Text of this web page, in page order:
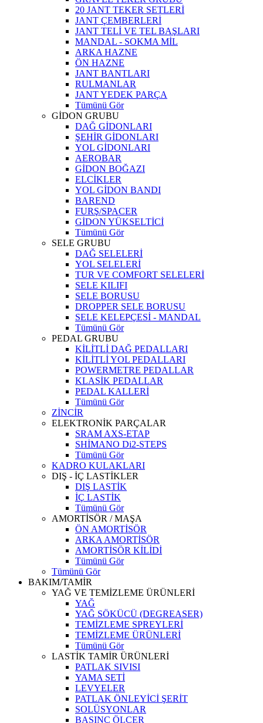
20 JANT TEKER SETLERİ
JANT ÇEMBERLERİ
JANT TELİ VE TEL BAŞLARI
MANDAL - SOKMA MİL
ARKA HAZNE
ÖN HAZNE
JANT BANTLARI
RULMANLAR
JANT YEDEK PARÇA
Tümünü Gör
GİDON GRUBU
DAĞ GİDONLARI
ŞEHİR GİDONLARI
YOL GİDONLARI
AEROBAR
GİDON BOĞAZI
ELCİKLER
YOL GİDON BANDI
BAREND
FURŞ/SPACER
GİDON YÜKSELTİCİ
Tümünü Gör
SELE GRUBU
DAĞ SELELERİ
YOL SELELERİ
TUR VE COMFORT SELELERİ
SELE KILIFI
SELE BORUSU
DROPPER SELE BORUSU
SELE KELEPÇESİ - MANDAL
Tümünü Gör
PEDAL GRUBU
KİLİTLİ DAĞ PEDALLARI
KİLİTLİ YOL PEDALLARI
POWERMETRE PEDALLAR
KLASİK PEDALLAR
PEDAL KALLERİ
Tümünü Gör
ZİNCİR
ELEKTRONİK PARÇALAR
SRAM AXS-ETAP
SHİMANO Di2-STEPS
Tümünü Gör
KADRO KULAKLARI
DIŞ - İÇ LASTİKLER
DIŞ LASTİK
İÇ LASTİK
Tümünü Gör
AMORTİSÖR / MAŞA
ÖN AMORTİSÖR
ARKA AMORTİSÖR
AMORTİSÖR KİLİDİ
Tümünü Gör
Tümünü Gör
BAKIM/TAMİR
YAĞ VE TEMİZLEME ÜRÜNLERİ
YAĞ
YAĞ SÖKÜCÜ (DEGREASER)
TEMİZLEME SPREYLERİ
TEMİZLEME ÜRÜNLERİ
Tümünü Gör
LASTİK TAMİR ÜRÜNLERİ
PATLAK SIVISI
YAMA SETİ
LEVYELER
PATLAK ÖNLEYİCİ ŞERİT
SOLÜSYONLAR
BASINÇ ÖLÇER